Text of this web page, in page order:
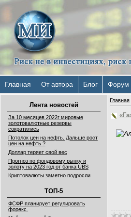
Главная От автора Блог Форум
Лента новостей
За 10 месяцев 2022г мировые
золотовалютные резервы
сократились
Потолок цен на нефть. Дальше рост
цен на нефть ?
Доллар теряет свой вес
Прогноз по фондовому рынку и
золоту на 2023 год от банка UBS
Криптовалюты заметно подросли
ТОП-5
ФСФР планирует регулировать
форекс.
Главная